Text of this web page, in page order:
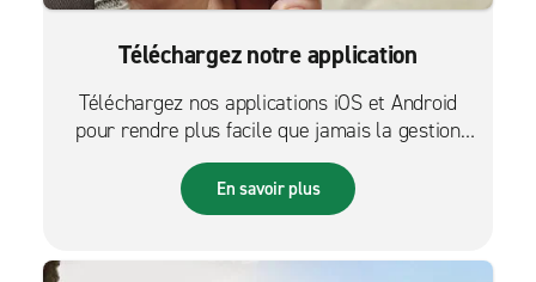
Téléchargez notre application
Téléchargez nos applications iOS et Android
pour rendre plus facile que jamais la gestion
des réservations sur le pouce.
En savoir plus